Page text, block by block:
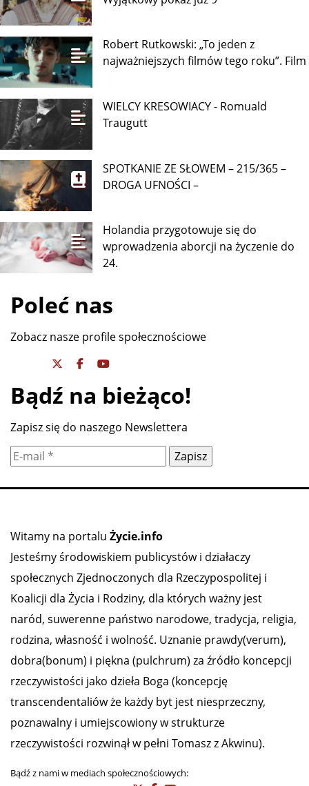
Robert Rutkowski: „To jeden z
najważniejszych filmów tego roku”. Film
WIELCY KRESOWIACY - Romuald
Traugutt
SPOTKANIE ZE SŁOWEM – 215/365 –
DROGA UFNOŚCI –
Holandia przygotowuje się do
wprowadzenia aborcji na życzenie do
24.
Poleć nas
Zobacz nasze profile społecznościowe
Bądź na bieżąco!
Zapisz się do naszego Newslettera
Witamy na portalu Życie.info
Jesteśmy środowiskiem publicystów i działaczy
społecznych Zjednoczonych dla Rzeczypospolitej i
Koalicji dla Życia i Rodziny, dla których ważny jest
naród, suwerenne państwo narodowe, tradycja, religia,
rodzina, własność i wolność. Uznanie prawdy(verum),
dobra(bonum) i piękna (pulchrum) za źródło koncepcji
rzeczywistości jako dzieła Boga (koncepcję
transcendentaliów że każdy byt jest niesprzeczny,
poznawalny i umiejscowiony w strukturze
rzeczywistości rozwinął w pełni Tomasz z Akwinu).
Bądź z nami w mediach społecznościowych: